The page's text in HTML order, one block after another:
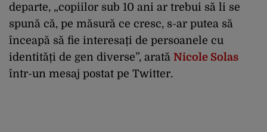
departe, „copiilor sub 10 ani ar trebui să li se
spună că, pe măsură ce cresc, s-ar putea să
înceapă să fie interesați de persoanele cu
identități de gen diverse”, arată Nicole Solas
într-un mesaj postat pe Twitter.